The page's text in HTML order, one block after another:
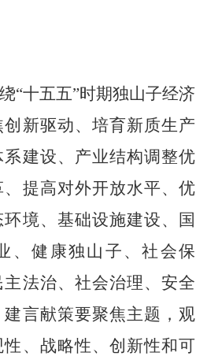
“十五五”时期独山子经济
新驱动、 培育新质生产
建设、 产业结构调整优
提高对外开放水平、优
环境、基础设施建设、国
、健康独山子、社会保
法治、社会治理、安全
言献策要聚焦主题，观
、战略性、创新性和可